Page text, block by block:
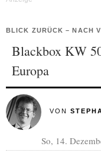
BLICK ZURÜCK – NACH
Blackbox KW
Europa
VON
So, 14.